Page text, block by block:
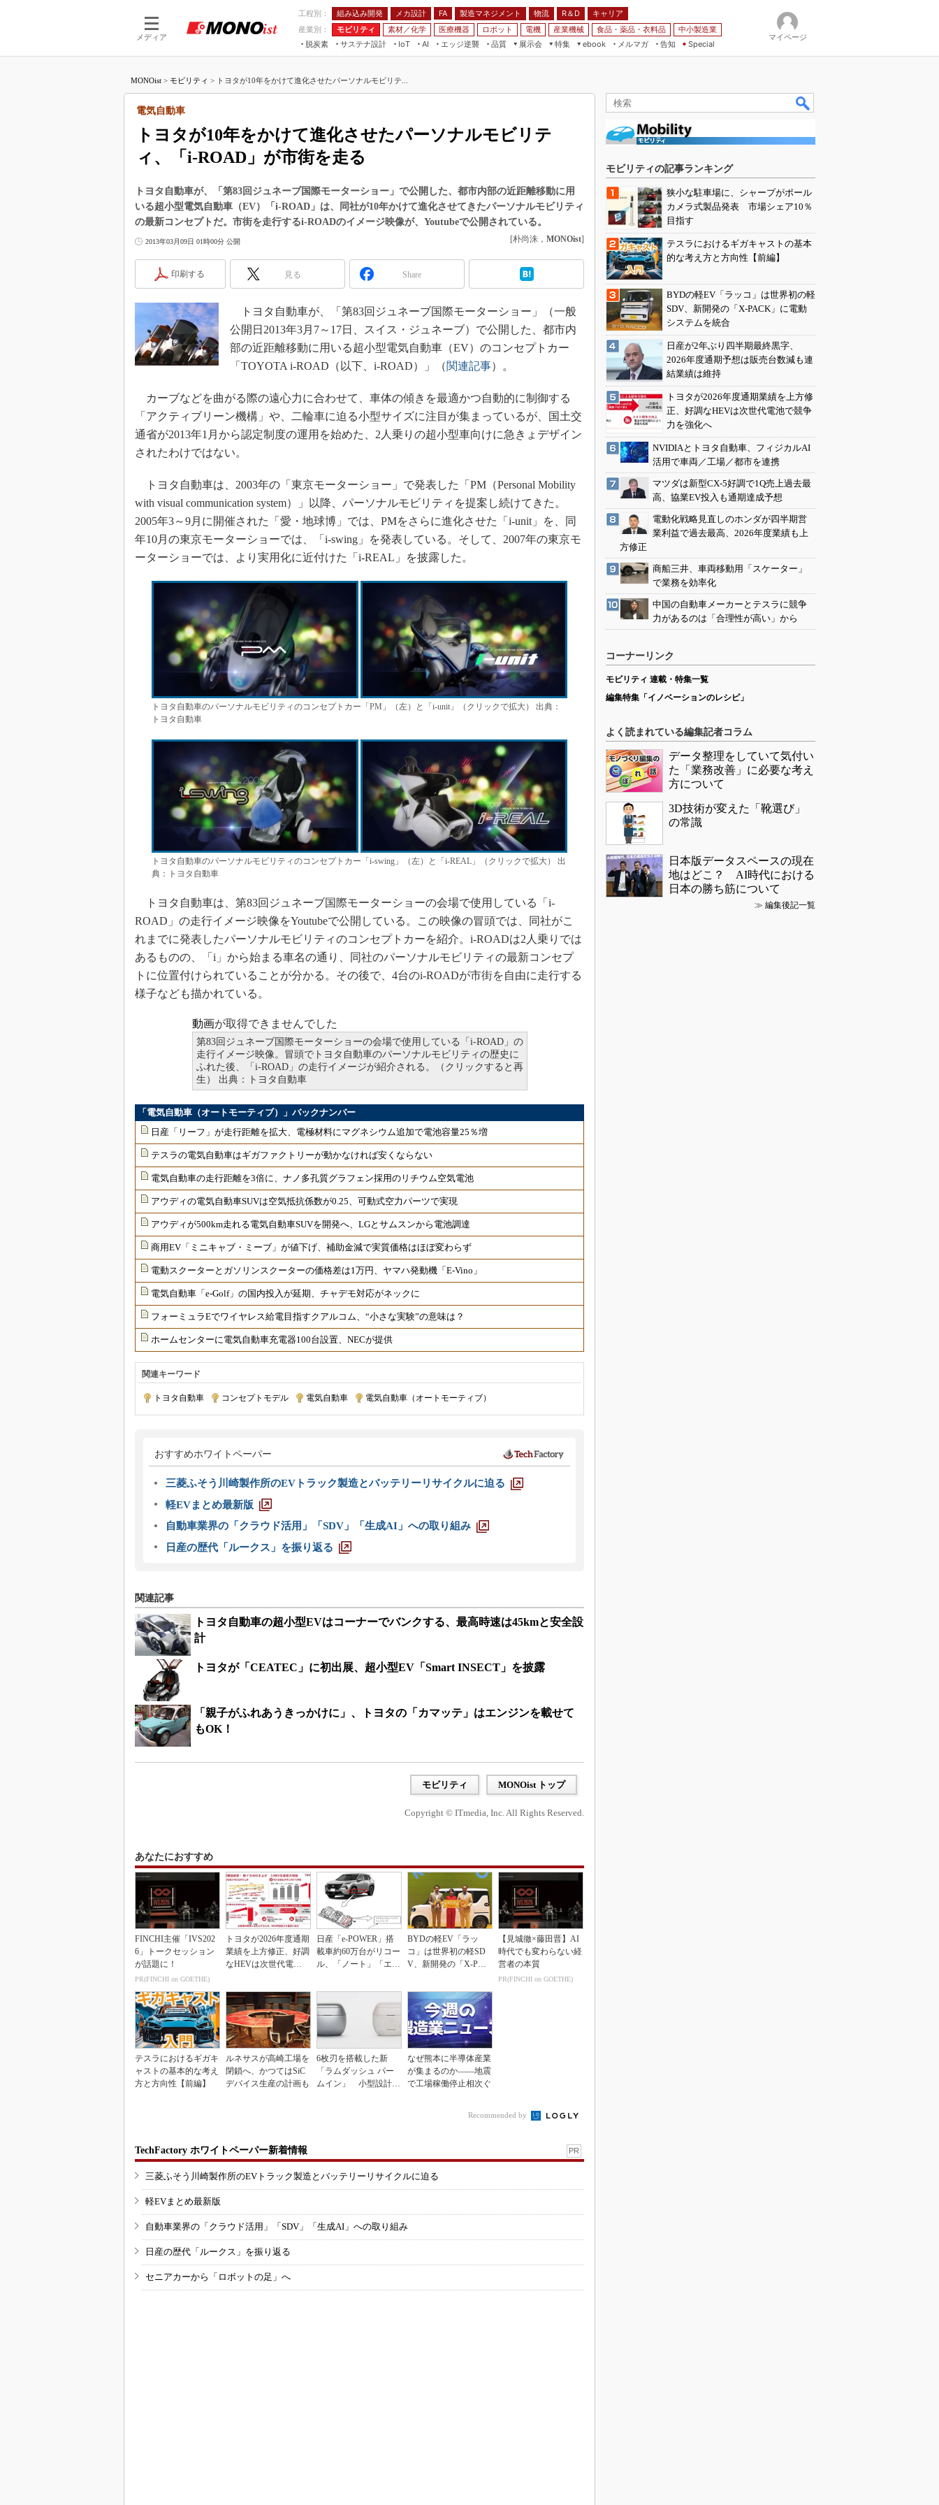
メディア
工程別： 組み込み開発 メカ設計 FA 製造マネジメント 物流 R＆D
キャリア
産業別：
モビリティ 素材／化学 医療機器 ロボット 電機 産業機械 食品・薬品・衣料品
中小製造業
脱炭素
サステナ設計
IoT
つながる工場
AI
AI×設備保全
エッジ逆襲 品質
展示会
JIMTOF
IIFES
TECHNO-FRONTIER
人テク展
EdgeTech+
AUTOMOTIVE WORLD
産業オープンネット展
特集
組み込み画像技術
組み込みモデリング
ISO26262
3Dプリンタ
S＆OP
イノベーション
知財マネジメント
グローバル設計・開発
制御セキュリティ
ebook
メルマガ
告知 Special
マイページ
MONOist > モビリティ > トヨタが10年をかけて進化させたパーソナルモビリテ...
トヨタが10年をかけて進化させたパーソナルモビリテ
ィ、「i-ROAD」が市街を走る
電気自動車
トヨタ自動車が、「第83回ジュネーブ国際モーターショー」で公開した、都市内部の近距離移動に用
いる超小型電気自動車（EV）「i-ROAD」は、同社が10年かけて進化させてきたパーソナルモビリティ
の最新コンセプトだ。市街を走行するi-ROADのイメージ映像が、Youtubeで公開されている。
2013年03月09日 01時00分 公開 [朴尚洙， MONOist]
印刷する 見る Share
トヨタ自動車が、「第83回ジュネーブ国際モーターショー」（一般
公開日2013年3月7～17日、スイス・ジュネーブ）で公開した、都市内
部の近距離移動に用いる超小型電気自動車（EV）のコンセプトカー
「TOYOTA i-ROAD（以下、i-ROAD）」（関連記事）。
カーブなどを曲がる際の遠心力に合わせて、車体の傾きを最適かつ自動的に制御する
「アクティブリーン機構」や、二輪車に迫る小型サイズに注目が集まっているが、国土交
通省が2013年1月から認定制度の運用を始めた、2人乗りの超小型車向けに急きょデザイン
されたわけではない。
トヨタ自動車は、2003年の「東京モーターショー」で発表した「PM（Personal Mobility
with visual communication system）」以降、パーソナルモビリティを提案し続けてきた。
2005年3～9月に開催された「愛・地球博」では、PMをさらに進化させた「i-unit」を、同
年10月の東京モーターショーでは、「i-swing」を発表している。そして、2007年の東京モ
ーターショーでは、より実用化に近付けた「i-REAL」を披露した。
トヨタ自動車のパーソナルモビリティのコンセプトカー「PM」（左）と「i-unit」（クリックで拡大） 出典：
トヨタ自動車
トヨタ自動車のパーソナルモビリティのコンセプトカー「i-swing」（左）と「i-REAL」（クリックで拡大） 出
典：トヨタ自動車
トヨタ自動車は、第83回ジュネーブ国際モーターショーの会場で使用している「i-
ROAD」の走行イメージ映像をYoutubeで公開している。この映像の冒頭では、同社がこ
れまでに発表したパーソナルモビリティのコンセプトカーを紹介。i-ROADは2人乗りでは
あるものの、「i」から始まる車名の通り、同社のパーソナルモビリティの最新コンセプ
トに位置付けられていることが分かる。その後で、4台のi-ROADが市街を自由に走行する
様子なども描かれている。
動画が取得できませんでした
第83回ジュネーブ国際モーターショーの会場で使用している「i-ROAD」の
走行イメージ映像。冒頭でトヨタ自動車のパーソナルモビリティの歴史に
ふれた後、「i-ROAD」の走行イメージが紹介される。（クリックすると再
生） 出典：トヨタ自動車
「電気自動車（オートモーティブ）」バックナンバー
日産「リーフ」が走行距離を拡大、電極材料にマグネシウム追加で電池容量25％増
テスラの電気自動車はギガファクトリーが動かなければ安くならない
電気自動車の走行距離を3倍に、ナノ多孔質グラフェン採用のリチウム空気電池
アウディの電気自動車SUVは空気抵抗係数が0.25、可動式空力パーツで実現
アウディが500km走れる電気自動車SUVを開発へ、LGとサムスンから電池調達
商用EV「ミニキャブ・ミーブ」が値下げ、補助金減で実質価格はほぼ変わらず
電動スクーターとガソリンスクーターの価格差は1万円、ヤマハ発動機「E-Vino」
電気自動車「e-Golf」の国内投入が延期、チャデモ対応がネックに
フォーミュラEでワイヤレス給電目指すクアルコム、“小さな実験”の意味は？
ホームセンターに電気自動車充電器100台設置、NECが提供
関連キーワード
トヨタ自動車 コンセプトモデル 電気自動車 電気自動車（オートモーティブ）
おすすめホワイトペーパー
三菱ふそう川崎製作所のEVトラック製造とバッテリーリサイクルに迫る
軽EVまとめ最新版
自動車業界の「クラウド活用」「SDV」「生成AI」への取り組み
日産の歴代「ルークス」を振り返る
関連記事
トヨタ自動車の超小型EVはコーナーでバンクする、最高時速は45kmと安全設
計
トヨタが「CEATEC」に初出展、超小型EV「Smart INSECT」を披露
「親子がふれあうきっかけに」、トヨタの「カマッテ」はエンジンを載せて
もOK！
モビリティ MONOist トップ
Copyright © ITmedia, Inc. All Rights Reserved.
あなたにおすすめ
FINCHI主催「IVS202
6」トークセッション
が話題に！
PR(FINCHI on GOETHE)
トヨタが2026年度通期
業績を上方修正、好調
なHEVは次世代電池
日産「e-POWER」搭
載車約60万台がリコー
ル、「ノート」「エク
BYDの軽EV「ラッ
コ」は世界初の軽SD
V、新開発の「X-PAC
【見城徹×藤田晋】AI
時代でも変わらない経
営者の本質
PR(FINCHI on GOETHE)
テスラにおけるギガキ
ャストの基本的な考え
方と方向性【前編】
ルネサスが高崎工場を
閉鎖へ、かつてはSiC
デバイス生産の計画も
6枚刃を搭載した新
「ラムダッシュ パー
ムイン」 小型設計と
なぜ熊本に半導体産業
が集まるのか――地震
で工場稼働停止相次ぐ
Recommended by
TechFactory ホワイトペーパー新着情報 PR
三菱ふそう川崎製作所のEVトラック製造とバッテリーリサイクルに迫る
軽EVまとめ最新版
自動車業界の「クラウド活用」「SDV」「生成AI」への取り組み
日産の歴代「ルークス」を振り返る
セニアカーから「ロボットの足」へ
モビリティの記事ランキング
狭小な駐車場に、シャープがポール
カメラ式製品発表 市場シェア10％
目指す
テスラにおけるギガキャストの基本
的な考え方と方向性【前編】
BYDの軽EV「ラッコ」は世界初の軽
SDV、新開発の「X-PACK」に電動
システムを統合
日産が2年ぶり四半期最終黒字、
2026年度通期予想は販売台数減も連
結業績は維持
トヨタが2026年度通期業績を上方修
正、好調なHEVは次世代電池で競争
力を強化へ
NVIDIAとトヨタ自動車、フィジカルAI
活用で車両／工場／都市を連携
マツダは新型CX-5好調で1Q売上過去最
高、協業EV投入も通期達成予想
電動化戦略見直しのホンダが四半期営
業利益で過去最高、2026年度業績も上
方修正
商船三井、車両移動用「スケーター」
で業務を効率化
中国の自動車メーカーとテスラに競争
力があるのは「合理性が高い」から
コーナーリンク
モビリティ 連載・特集一覧
編集特集「イノベーションのレシピ」
よく読まれている編集記者コラム
データ整理をしていて気付い
た「業務改善」に必要な考え
方について
3D技術が変えた「靴選び」
の常識
日本版データスペースの現在
地はどこ？ AI時代における
日本の勝ち筋について
≫ 編集後記一覧